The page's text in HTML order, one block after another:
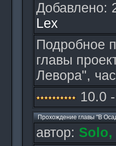
Добавлено:
Lex
Подробное
главы
Левора",
10.0 -
Прохождение главы "В
автор: